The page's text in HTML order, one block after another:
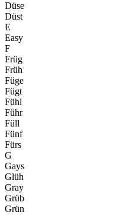
Düse
Düst
E
Easy
F
Früg
Früh
Füge
Fügt
Fühl
Führ
Füll
Fünf
Fürs
G
Gays
Glüh
Gray
Grüb
Grün